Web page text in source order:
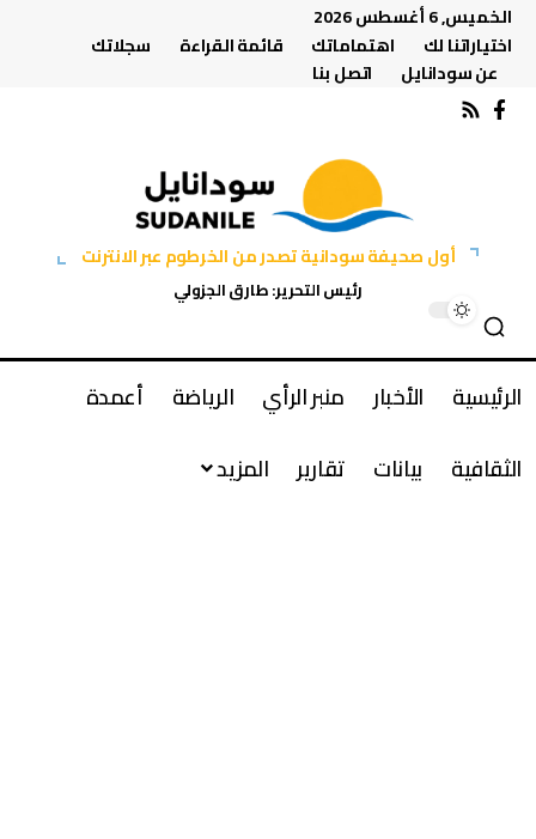
الخميس, 6 أغسطس 2026
اختياراتنا لك
اهتماماتك قائمة القراءة
سجلاتك
عن سودانايل
اتصل بنا
أول صحيفة سودانية تصدر من الخرطوم عبر الانترنت
رئيس التحرير: طارق الجزولي
الرئيسية الأخبار منبر الرأي الرياضة
أعمدة
الثقافية
بيانات تقارير المزيد